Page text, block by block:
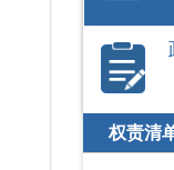
权责清